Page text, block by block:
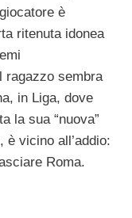
è
ritenuta idonea
ragazzo sembra
in Liga, dove
la sua “nuova”
è vicino all’addio:
Roma.